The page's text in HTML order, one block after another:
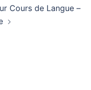
Cours de Langue –